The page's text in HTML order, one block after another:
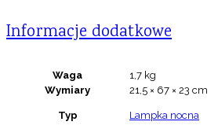
Informacje dodatkowe
Waga
1,7 kg
Wymiary
21,5 × 67 × 23 cm
Typ Lampka nocna